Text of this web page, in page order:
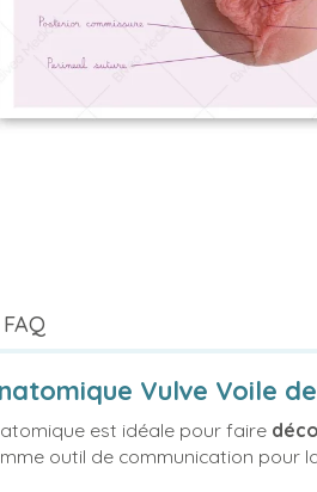
FAQ
Vulve Voile
est idéale pour faire
outil de communication pour